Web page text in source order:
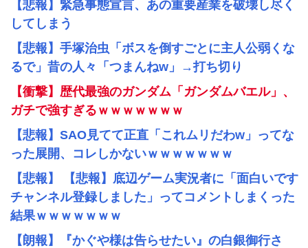
【悲報】緊急事態宣言、あの重要産業を破壊し尽く
してしまう
【悲報】手塚治虫「ボスを倒すごとに主人公弱くな
るで」昔の人々「つまんねw」→打ち切り
【衝撃】歴代最強のガンダム「ガンダムバエル」、
ガチで強すぎるｗｗｗｗｗｗｗ
【悲報】SAO見てて正直「これムリだわw」ってな
った展開、コレしかないｗｗｗｗｗｗｗ
【悲報】 【悲報】底辺ゲーム実況者に「面白いです
チャンネル登録しました」ってコメントしまくった
結果ｗｗｗｗｗｗｗ
【朗報】『かぐや様は告らせたい』の白銀御行さ